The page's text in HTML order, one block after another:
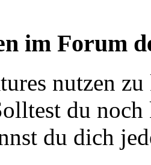
im Forum
nutzen
du
du dich